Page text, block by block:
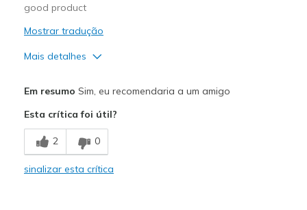
Sizing
View On Shoes
good product
Mostrar tradução
Mais detalhes
Breathe Well
Comfortable
Em resumo Sim, eu recomendaria a um amigo
Esta crítica foi útil?
2 0
sinalizar esta crítica